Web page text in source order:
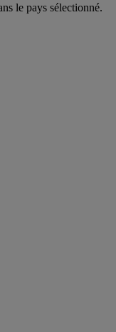
le pays sélectionné.